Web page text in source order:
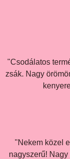
"Csodálatos
zsák. Nagy
"Nekem közel
nagyszerű!